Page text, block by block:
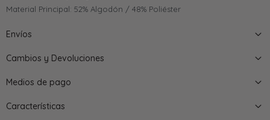
Material Principal: 52% Algodón / 48% Poliéster
Envíos
Cambios y Devoluciones
Medios de pago
Características